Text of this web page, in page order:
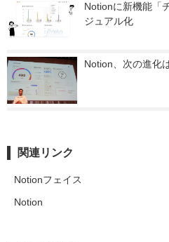
Notionに新機能「
ジュアル化
Notion、次の進化
関連リンク
Notionフェイス
Notion